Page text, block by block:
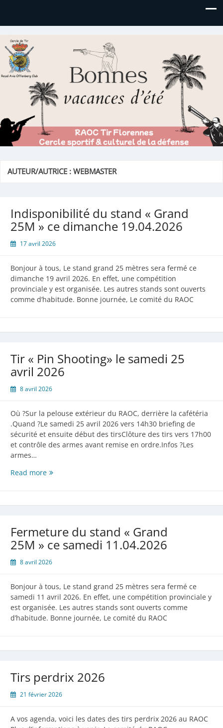
Royal AOC Florennes
Section TIR de l'AVIA
AUTEUR/AUTRICE :WEBMASTER
Indisponibilité du stand « Grand
25M » ce dimanche 19.04.2026
17 avril 2026
Bonjour à tous, Le stand grand 25 mètres sera fermé ce
dimanche 19 avril 2026. En effet, une compétition
provinciale y est organisée. Les autres stands sont ouverts
comme d’habitude. Bonne journée, Le comité du RAOC
Tir « Pin Shooting» le samedi 25
avril 2026
8 avril 2026
Où ?Sur la pelouse extérieur du RAOC, derrière la cafétéria
.Quand ?Le samedi 25 avril 2026 vers 14h30 briefing de
sécurité et ensuite début des tirsClôture des tirs vers 17h00
et contrôle des armes avant remise en ordre.Infos ?Les
armes…
Read moreTir
Shooting»
25
avril
Fermeture du stand « Grand
25M » ce samedi 11.04.2026
8 avril 2026
Bonjour à tous, Le stand grand 25 mètres sera fermé ce
samedi 11 avril 2026. En effet, une compétition provinciale y
est organisée. Les autres stands sont ouverts comme
d’habitude. Bonne journée, Le comité du RAOC
Tirs perdrix 2026
21 février 2026
A vos agenda, voici les dates des tirs perdrix 2026 au RAOC